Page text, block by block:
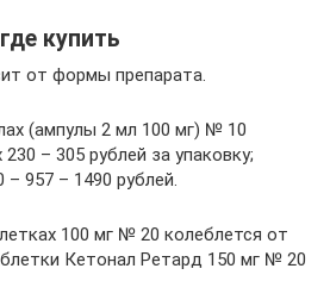
купить
от формы препарата.
(ампулы 2 мл 100 мг) № 10
– 305 рублей за упаковку;
957 – 1490 рублей.
100 мг № 20 колеблется от
Кетонал Ретард 150 мг № 20